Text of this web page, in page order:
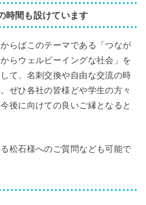
時間も設けています
らばこのテーマである「つなが
らウェルビーイングな社会」を
て、名刺交換や自由な交流の時
ぜひ各社の皆様どや学生の方々
後に向けての良いご縁となると
松石様へのご質問なども可能で